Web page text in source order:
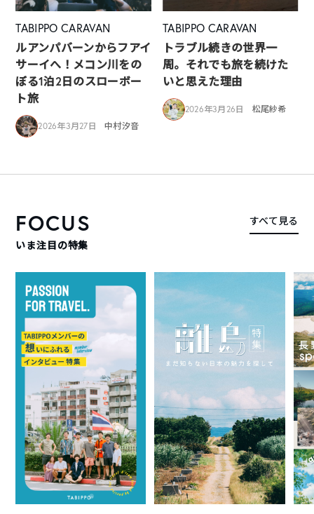
TABIPPO CARAVAN
ルアンパバーンからフアイ
サーイへ！メコン川をの
ぼる1泊2日のスローボー
ト旅
2026年3月27日 中村汐音
TABIPPO CARAVAN
トラブル続きの世界一
周。それでも旅を続けた
いと思えた理由
2026年3月26日 松尾紗希
FOCUS
いま注目の特集
すべて見る